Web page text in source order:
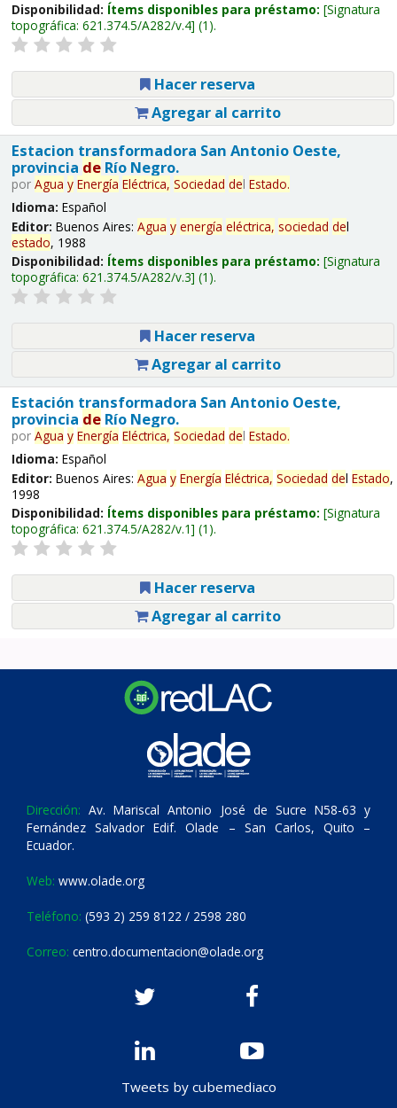
Disponibilidad: Ítems disponibles para préstamo: Signatura
topográfica: 621.374.5/A282/v.4 (1).
Hacer reserva
Agregar al carrito
Estacion transformadora San Antonio Oeste,
provincia deRío Negro.
por Agua y Energía Eléctrica, Sociedad del Estado.
Idioma: Español
Editor: Buenos Aires: Agua y energía eléctrica, sociedad del
estado, 1988
Disponibilidad: Ítems disponibles para préstamo: Signatura
topográfica: 621.374.5/A282/v.3 (1).
Hacer reserva
Agregar al carrito
Estación transformadora San Antonio Oeste,
provincia deRío Negro.
por Agua y Energía Eléctrica, Sociedad del Estado.
Idioma: Español
Editor: Buenos Aires: Agua y Energía Eléctrica, Sociedad del Estado,
1998
Disponibilidad: Ítems disponibles para préstamo: Signatura
topográfica: 621.374.5/A282/v.1 (1).
Hacer reserva
Agregar al carrito
Dirección: Av. Mariscal Antonio José de Sucre N58-63 y
Fernández Salvador Edif. Olade – San Carlos, Quito –
Ecuador.
Web: www.olade.org
Teléfono: (593 2) 259 8122 / 2598 280
Correo: centro.documentacion@olade.org
Tweets by cubemediaco